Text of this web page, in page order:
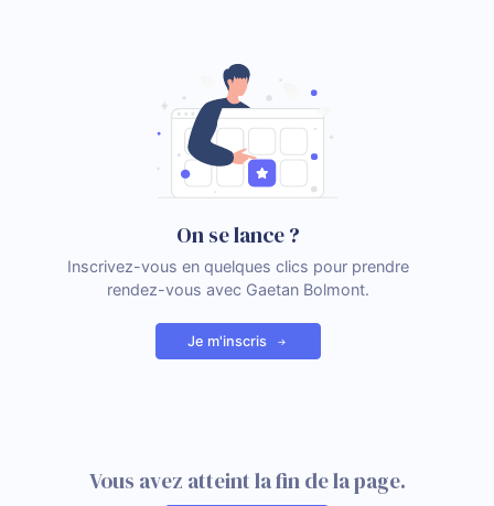
On se lance ?
Inscrivez-vous en quelques clics pour prendre
rendez-vous avec Gaetan Bolmont.
Je m'inscris
Vous avez atteint la fin de la page.